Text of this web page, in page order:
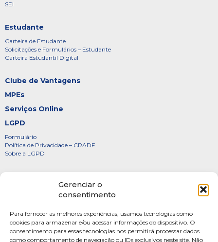
Gerenciar o
consentimento
Para fornecer as melhores experiências, usamos tecnologias como
cookies para armazenar e/ou acessar informações do dispositivo. O
consentimento para essas tecnologias nos permitirá processar dados
como comportamento de navegação ou IDs exclusivos neste site. Não
SEI
Estudante
Carteira de Estudante
Solicitações e Formulários – Estudante
Carteira Estudantil Digital
Clube de Vantagens
MPEs
Serviços Online
LGPD
Formulário
Política de Privacidade – CRADF
Sobre a LGPD
Diretoria
FOTOS